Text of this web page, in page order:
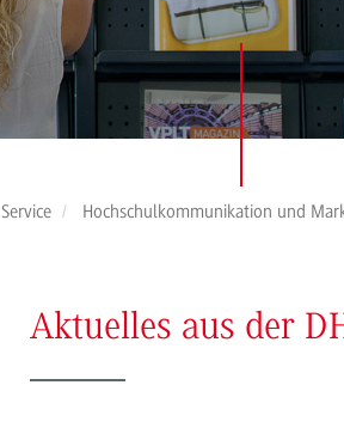
Service Hochschulkommunikation und
Aktuelles aus der